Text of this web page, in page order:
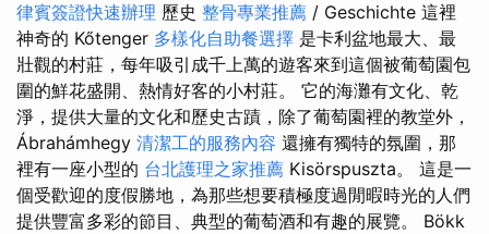
律賓簽證快速辦理 歷史 整骨專業推薦 / Geschichte 這裡
神奇的 Kőtenger 多樣化自助餐選擇 是卡利盆地最大、最
壯觀的村莊，每年吸引成千上萬的遊客來到這個被葡萄園包
圍的鮮花盛開、熱情好客的小村莊。 它的海灘有文化、乾
淨，提供大量的文化和歷史古蹟，除了葡萄園裡的教堂外，
Ábrahámhegy 清潔工的服務內容 還擁有獨特的氛圍，那
裡有一座小型的 台北護理之家推薦 Kisörspuszta。 這是一
個受歡迎的度假勝地，為那些想要積極度過閒暇時光的人們
提供豐富多彩的節目、典型的葡萄酒和有趣的展覽。 Bökk